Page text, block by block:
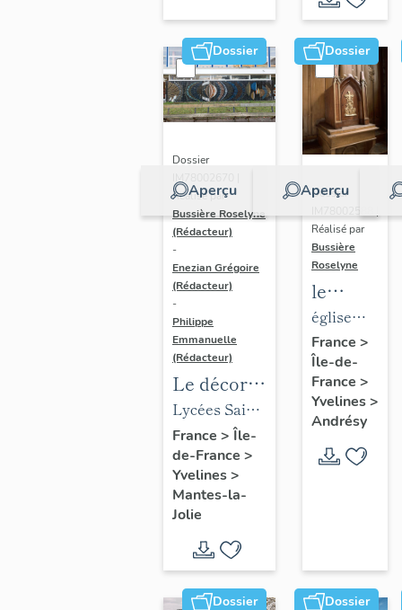
Dossier
Aperçu
Dossier
IM78002670 |
Réalisé par
Bussière Roselyne
(Rédacteur)
-
Enezian Grégoire
(Rédacteur)
-
Philippe
Emmanuelle
(Rédacteur)
Le décor
des lycées
de Mantes
Lycées Saint-
Exupéry et
Jean Rostand
France > Île-
de-France >
Yvelines>
Mantes-la-
Jolie
Dossier
Aperçu
Dossier
Réalisé par
Bussière
Roselyne
le
mobilier
de
l'église
Saint-
Germain-
de-
Paris
église
paroissiale
Saint-
Germain
France >
Île-de-
France >
Yvelines>
Andrésy
Dossier Dossier